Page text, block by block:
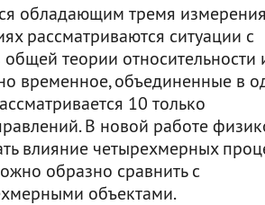
обладающим тремя
рассматриваются ситуации с
теории относительности
временное, объединенные в
10 только
В новой работе
влияние четырехмерных
образно сравнить с
объектами.